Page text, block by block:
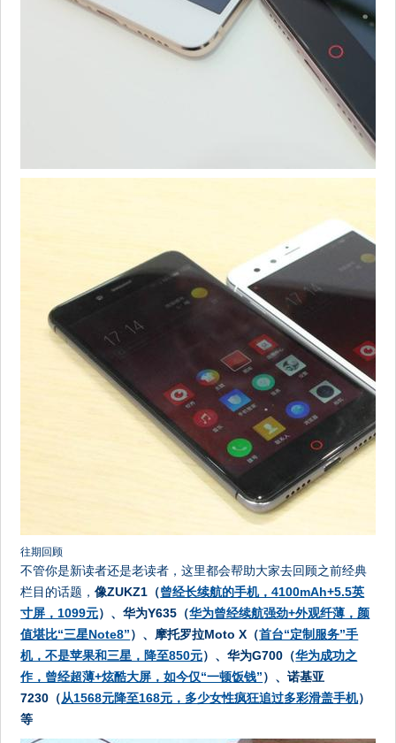
往期回顾
不管你是新读者还是老读者，这里都会帮助大家去回顾之前经典
栏目的话题，像ZUKZ1（曾经长续航的手机，4100mAh+5.5英
寸屏，1099元）、华为Y635（华为曾经续航强劲+外观纤薄，颜
值堪比“三星Note8”）、摩托罗拉Moto X（首台“定制服务”手
机，不是苹果和三星，降至850元）、华为G700（华为成功之
作，曾经超薄+炫酷大屏，如今仅“一顿饭钱”）、诺基亚
7230（从1568元降至168元，多少女性疯狂追过多彩滑盖手机）
等